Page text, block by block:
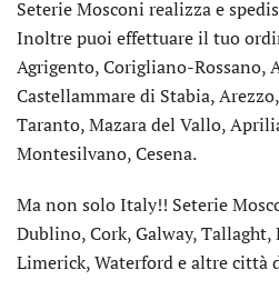
Seterie Mosconi realizza e
Inoltre puoi effettuare il tuo
Agrigento, Corigliano-Rossano,
Castellammare di Stabia,
Taranto, Mazara del Vallo,
Montesilvano, Cesena.
Ma non solo Italy!! Seterie
Dublino, Cork, Galway,
Limerick, Waterford e altre città